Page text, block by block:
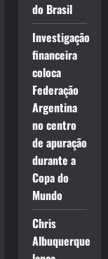
do Brasil
Investigação
financeira
coloca
Federação
Argentina
no centro
de apuração
durante a
Copa do
Mundo
Chris
Albuquerque